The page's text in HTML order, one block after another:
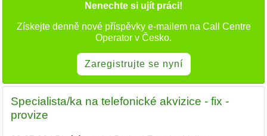
Nenechte si ujít práci!
Získejte denně nové příspěvky e-mailem na Call Centre
Operator v Česko.
Zaregistrujte se nyní
Specialista/ka na telefonické akvizice - fix -
provize